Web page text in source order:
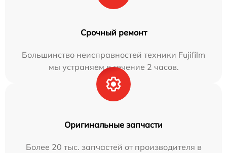
Срочный ремонт
Большинство неисправностей техники Fujifilm
мы устраняем в течение 2 часов.
Оригинальные запчасти
Более 20 тыс. запчастей от производителя в